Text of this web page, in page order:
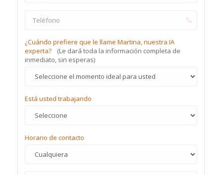
¿Cuándo prefiere que le llame Martina, nuestra IA
experta?
(Le dará toda la información completa de
inmediato, sin esperas)
Está usted trabajando
Horario de contacto